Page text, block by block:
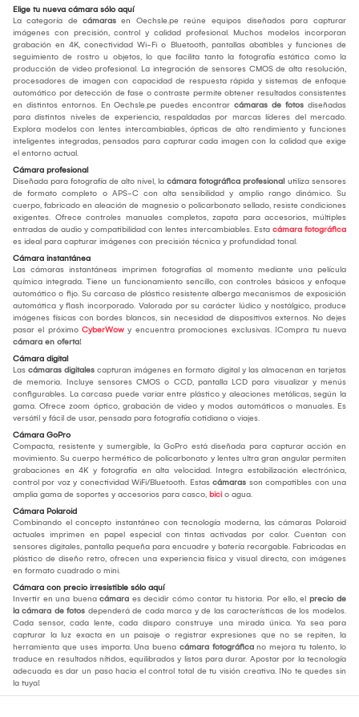
Elige tu nueva cámara sólo aquí
La categoría de cámaras en Oechsle.pe reúne equipos diseñados para capturar
imágenes con precisión, control y calidad profesional. Muchos modelos incorporan
grabación en 4K, conectividad Wi-Fi o Bluetooth, pantallas abatibles y funciones de
seguimiento de rostro u objetos, lo que facilita tanto la fotografía estática como la
producción de video profesional. La integración de sensores CMOS de alta resolución,
procesadores de imagen con capacidad de respuesta rápida y sistemas de enfoque
automático por detección de fase o contraste permite obtener resultados consistentes
en distintos entornos. En Oechsle.pe puedes encontrar cámaras de fotos diseñadas
para distintos niveles de experiencia, respaldadas por marcas líderes del mercado.
Explora modelos con lentes intercambiables, ópticas de alto rendimiento y funciones
inteligentes integradas, pensados para capturar cada imagen con la calidad que exige
el entorno actual.
Cámara profesional
Diseñada para fotografía de alto nivel, la cámara fotográfica profesional utiliza sensores
de formato completo o APS-C con alta sensibilidad y amplio rango dinámico. Su
cuerpo, fabricado en aleación de magnesio o policarbonato sellado, resiste condiciones
exigentes. Ofrece controles manuales completos, zapata para accesorios, múltiples
entradas de audio y compatibilidad con lentes intercambiables. Esta cámara fotográfica
es ideal para capturar imágenes con precisión técnica y profundidad tonal.
Cámara instantánea
Las cámaras instantáneas imprimen fotografías al momento mediante una película
química integrada. Tiene un funcionamiento sencillo, con controles básicos y enfoque
automático o fijo. Su carcasa de plástico resistente alberga mecanismos de exposición
automática y flash incorporado. Valorada por su carácter lúdico y nostálgico, produce
imágenes físicas con bordes blancos, sin necesidad de dispositivos externos. No dejes
pasar el próximo CyberWow y encuentra promociones exclusivas. ¡Compra tu nueva
cámara en oferta!
Cámara digital
Las cámaras digitales capturan imágenes en formato digital y las almacenan en tarjetas
de memoria. Incluye sensores CMOS o CCD, pantalla LCD para visualizar y menús
configurables. La carcasa puede variar entre plástico y aleaciones metálicas, según la
gama. Ofrece zoom óptico, grabación de video y modos automáticos o manuales. Es
versátil y fácil de usar, pensada para fotografía cotidiana o viajes.
Cámara GoPro
Compacta, resistente y sumergible, la GoPro está diseñada para capturar acción en
movimiento. Su cuerpo hermético de policarbonato y lentes ultra gran angular permiten
grabaciones en 4K y fotografía en alta velocidad. Integra estabilización electrónica,
control por voz y conectividad WiFi/Bluetooth. Estas cámaras son compatibles con una
amplia gama de soportes y accesorios para casco, bicio agua.
Cámara Polaroid
Combinando el concepto instantáneo con tecnología moderna, las cámaras Polaroid
actuales imprimen en papel especial con tintas activadas por calor. Cuentan con
sensores digitales, pantalla pequeña para encuadre y batería recargable. Fabricadas en
plástico de diseño retro, ofrecen una experiencia física y visual directa, con imágenes
en formato cuadrado o mini.
Cámara con precio irresistible sólo aquí
Invertir en una buena cámara es decidir cómo contar tu historia. Por ello, el precio de
la cámara de fotos dependerá de cada marca y de las características de los modelos.
Cada sensor, cada lente, cada disparo construye una mirada única. Ya sea para
capturar la luz exacta en un paisaje o registrar expresiones que no se repiten, la
herramienta que uses importa. Una buena cámara fotográfica no mejora tu talento, lo
traduce en resultados nítidos, equilibrados y listos para durar. Apostar por la tecnología
adecuada es dar un paso hacia el control total de tu visión creativa. ¡No te quedes sin
la tuya!